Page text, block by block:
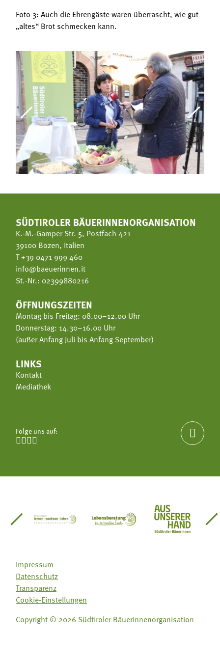
Foto 3: Auch die Ehrengäste waren überrascht, wie gut
„altes“ Brot schmecken kann.
SÜDTIROLER BÄUERINNENORGANISATION
K.-M.-Gamper Str. 5, Postfach 421
39100 Bozen, Italien
T+39 0471 999 460
info@baeuerinnen.it
St.-Nr.: 02399880216
ÖFFNUNGSZEITEN
Montag bis Freitag: 08.00–12.00 Uhr
Donnerstag: 14.30–16.00 Uhr
(außer Anfang Juli bis Anfang September)
LINKS
Kontakt
Mediathek
Folge uns auf:


Südtirol
Gärtnervereinigung
Sozialgenossenschaft Mit Bäuerinnen lernen -
Lebensberatung für dieAus unserer
Impressum
Datenschutz
Transparenz
Cookie-Einstellungen
Copyright © 2026 Südtiroler Bäuerinnenorganisation